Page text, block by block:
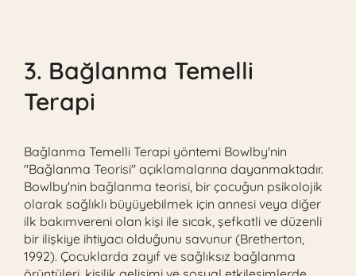
3. Bağlanma Temelli
Terapi
Bağlanma Temelli Terapi yöntemi Bowlby'nin
"Bağlanma Teorisi" açıklamalarına dayanmaktadır.
Bowlby'nin bağlanma teorisi, bir çocuğun psikolojik
olarak sağlıklı büyüyebilmek için annesi veya diğer
ilk bakımvereni olan kişi ile sıcak, şefkatli ve düzenli
bir ilişkiye ihtiyacı olduğunu savunur (Bretherton,
1992). Çocuklarda zayıf ve sağlıksız bağlanma